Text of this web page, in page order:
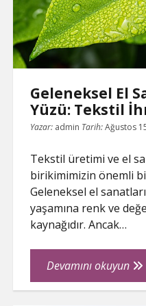
Geleneksel El
Yüzü: Tekstil
Yazar: admin Tarih:Ağustos
Tekstil üretimi ve el
birikimimizin önemli
Geleneksel el
yaşamına renk ve
kaynağıdır. Ancak…
Devamını okuyun
El